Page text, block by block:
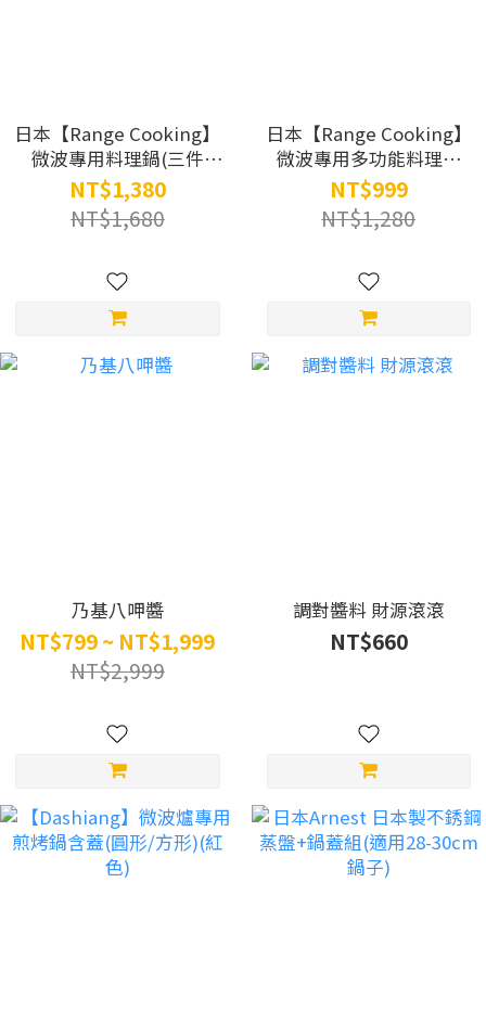
日本【Range Cooking】
微波專用料理鍋(三件
組)SA036
NT$1,380
NT$1,680
日本【Range Cooking】
微波專用多功能料理盒
SA035
NT$999
NT$1,280
乃基八呷醬
NT$799 ~ NT$1,999
NT$2,999
調對醬料 財源滾滾
NT$660